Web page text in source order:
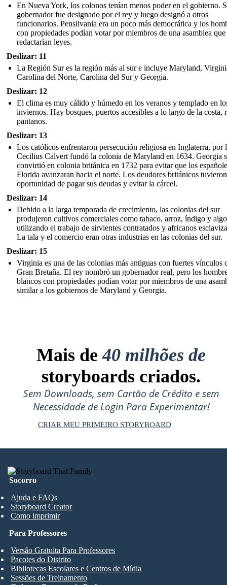
En Nueva York, los colonos tenían menos poder en el gobierno.
gobernador fue designado por el rey y luego designó a otros
funcionarios. Pensilvania era un poco más democrática y los
con propiedades podían votar por miembros de una asamblea que
redactarían leyes.
Deslizar: 11
La Región Sur es la región más al sur e incluye Maryland,
Carolina del Norte, Carolina del Sur y Georgia.
Deslizar: 12
El clima es muy cálido y húmedo en los veranos y templado en
inviernos. Hay bosques, puertos accesibles a lo largo de la costa,
pantanos.
Deslizar: 13
Los católicos enfrentaron persecución religiosa en Inglaterra, por
Cecilius Calvert fundó la colonia de Maryland en 1634. Georgia
convirtió en colonia británica en 1732 para evitar que los
Florida avanzaran hacia el norte. Los deudores británicos
oportunidad de pagar sus deudas y evitar la cárcel.
Deslizar: 14
Debido a la larga temporada de crecimiento, las colonias del sur
produjeron cultivos comerciales como tabaco, arroz, índigo y
utilizando el trabajo de sirvientes contratados y africanos
La tala y el comercio eran otras industrias en las colonias del sur.
Deslizar: 15
Virginia es una de las colonias más antiguas con fuertes vínculos
Gran Bretaña. El rey nombró un gobernador real, pero los
blancos con propiedades podían votar por miembros de una
similar a los gobiernos de Maryland y Georgia.
Mais de40 milhões de
storyboards criados.
Sem Downloads, sem Cartão de Crédito e sem
Necessidade de Login Para Experimentar!
CRIAR MEU PRIMEIRO STORYBOARD
Socorro
Ajuda e FAQs
Storyboard Creator
Como imprimir
Para Professores
Versão Gratuita Para Professores
Pacotes do Distrito
Bibliotecas Escolares e Centros de Mídia
Sessões de Treinamento